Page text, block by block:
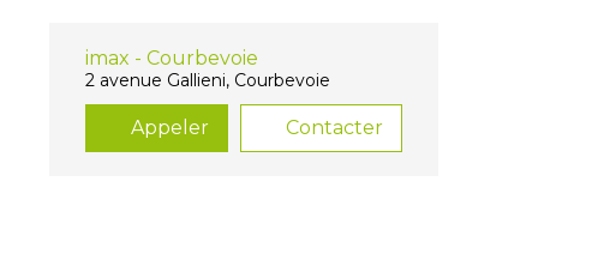
imax - Courbevoie
2 avenue Gallieni, Courbevoie
Appeler Contacter